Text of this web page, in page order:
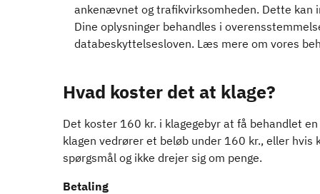
ankenævnet og trafikvirksomheden. Dette kan
Dine oplysninger behandles i
databeskyttelsesloven. Læs mere om vores
Hvad koster det at klage?
Det koster 160 kr. i klagegebyr at få behandlet
klagen vedrører et beløb under 160 kr., eller hvis
spørgsmål og ikke drejer sig om penge.
Betaling